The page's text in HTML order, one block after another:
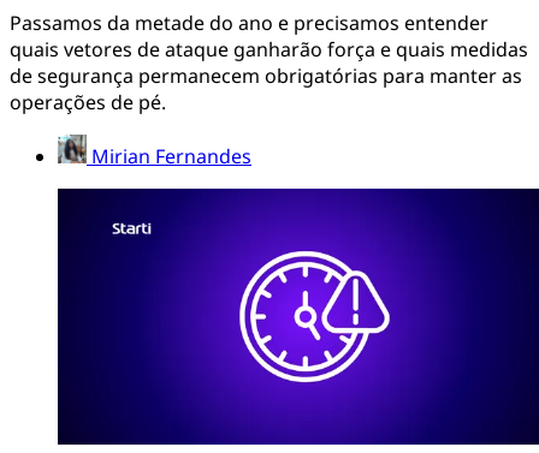
Passamos da metade do ano e precisamos entender
quais vetores de ataque ganharão força e quais medidas
de segurança permanecem obrigatórias para manter as
operações de pé.
Mirian Fernandes